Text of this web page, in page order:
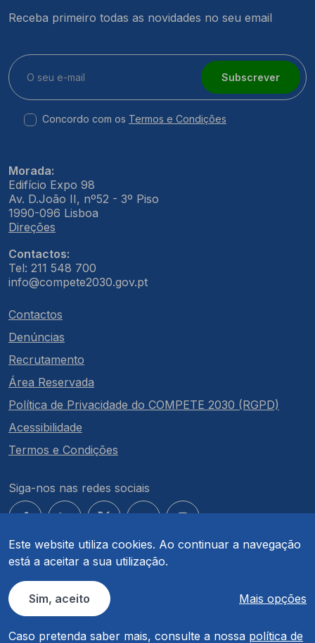
Este website utiliza cookies. Ao continuar a navegação
está a aceitar a sua utilização.
Sim, aceito Mais opções
Caso pretenda saber mais, consulte a nossa política de
Receba primeiro todas as novidades no seu email
Subscrever
Concordo com os Termos e Condições
Morada:
Edifício Expo 98
Av. D.João II, nº52 - 3º Piso
1990-096 Lisboa
Direções
Contactos:
Tel: 211 548 700
info@compete2030.gov.pt
Contactos
Denúncias
Recrutamento
Área Reservada
Política de Privacidade do COMPETE 2030 (RGPD)
Acessibilidade
Termos e Condições
Siga-nos nas redes sociais
© COMPETE 2030. Todos os direitos reservados.